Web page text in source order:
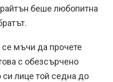
беше любопитна
мъчи да прочете
с обезсърчено
лице той седна до